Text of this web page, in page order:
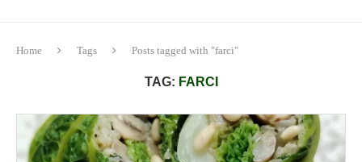
Home Tags Posts tagged with "farci"
TAG: FARCI